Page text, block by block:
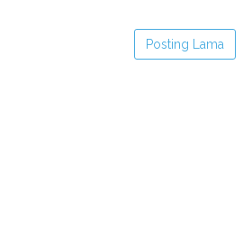
Posting Lama